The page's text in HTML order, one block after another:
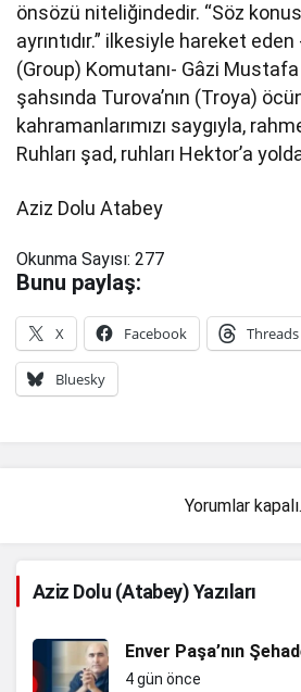
önsözü niteliğindedir. “Söz
ayrıntıdır.” ilkesiyle hareket
(Group) Komutanı- Gâzi
şahsında Turova’nın (Troya)
kahramanlarımızı saygıyla,
Ruhları şad, ruhları Hektor’a
Aziz Dolu Atabey
Okunma Sayısı: 277
Bunu paylaş:
X Facebook Threads
Bluesky
Yorumlar kapalı.
Aziz Dolu (Atabey) Yazıları
Enver Paşa’nın
4 gün önce